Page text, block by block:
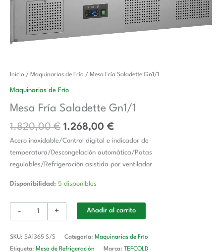
Inicio / Maquinarias de Frío / Mesa Fría Saladette Gn1/1
Maquinarias de Frío
Mesa Fría Saladette Gn1/1
1.820,00€
El
precio
era:
1.820,00 €.
1.268,00 €
El
es:
1.268,00 €.
Acero inoxidable/Control digital e indicador de
temperatura/Descongelación automática/Patas
regulables/Refrigeración asistida por ventilador
Disponibilidad: 5 disponibles
-
Mesa
Fría
Gn1/1
cantidad
+ Añadir al carrito
SKU: SA1365 S/S Categoría: Maquinarias de Frío
Etiqueta: Mesa de Refrigeración Marca: TEFCOLD